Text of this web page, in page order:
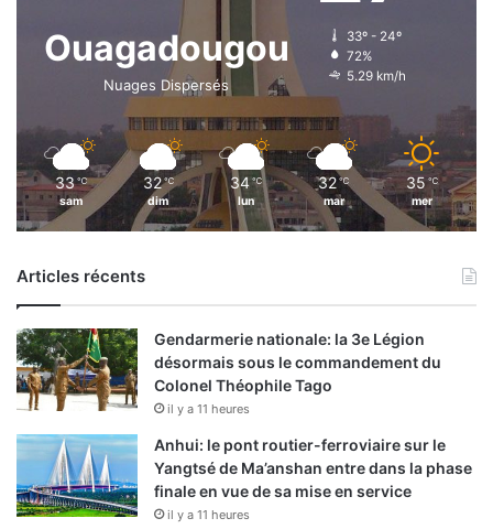
Ouagadougou
Nuages Dispersés
33º - 24º
72%
5.29 km/h
33 ℃
sam
32 ℃
dim
34 ℃
lun
32 ℃
mar
35 ℃
mer
Articles récents
Gendarmerie nationale: la 3e Légion
désormais sous le commandement du
Colonel Théophile Tago
il y a 11 heures
Anhui: le pont routier-ferroviaire sur le
Yangtsé de Ma’anshan entre dans la phase
finale en vue de sa mise en service
il y a 11 heures